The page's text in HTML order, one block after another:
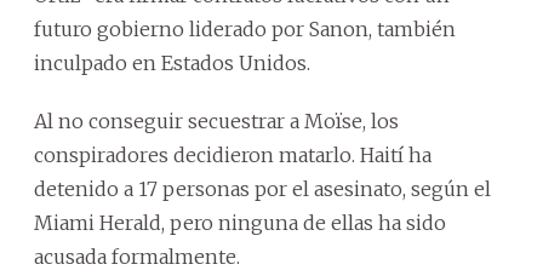
futuro gobierno liderado por Sanon, también
inculpado en Estados Unidos.
Al no conseguir secuestrar a Moïse, los
conspiradores decidieron matarlo. Haití ha
detenido a 17 personas por el asesinato, según el
Miami Herald, pero ninguna de ellas ha sido
acusada formalmente.